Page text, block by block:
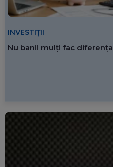
INVESTIȚII
Nu banii mulți fac